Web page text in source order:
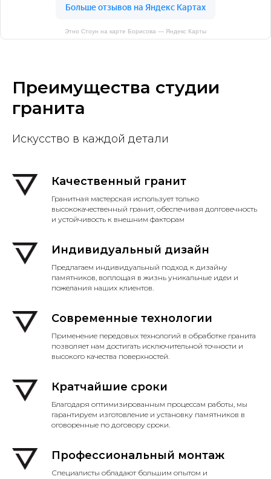
Этно Стоун на карте Борисова — Яндекс Карты
Преимущества студии
гранита
Искусство в каждой детали
Качественный гранит
Гранитная мастерская использует только
высококачественный гранит, обеспечивая долговечность
и устойчивость к внешним факторам
Индивидуальный дизайн
Предлагаем индивидуальный подход к дизайну
памятников, воплощая в жизнь уникальные идеи и
пожелания наших клиентов.
Современные технологии
Применение передовых технологий в обработке гранита
позволяет нам достигать исключительной точности и
высокого качества поверхностей.
Кратчайшие сроки
Благодаря оптимизированным процессам работы, мы
гарантируем изготовление и установку памятников в
оговоренные по договору сроки.
Профессиональный монтаж
Специалисты обладают большим опытом и